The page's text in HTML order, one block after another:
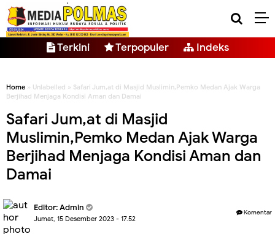
Terkini Terpopuler Indeks
Home » Unlabelled » Safari Jum,at di Masjid Muslimin,Pemko Medan Ajak Warga
Berjihad Menjaga Kondisi Aman dan Damai
Safari Jum,at di Masjid
Muslimin,Pemko Medan Ajak Warga
Berjihad Menjaga Kondisi Aman dan
Damai
Editor: Admin
Jumat, 15 Desember 2023 - 17.52
Komentar